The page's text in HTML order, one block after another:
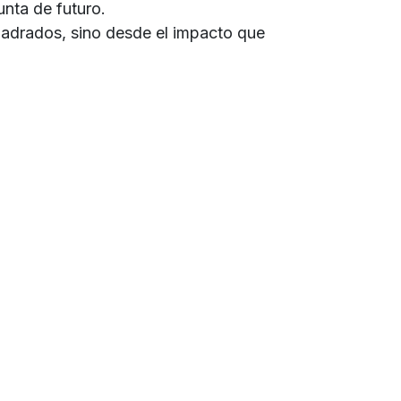
de futuro.
sino desde el impacto que